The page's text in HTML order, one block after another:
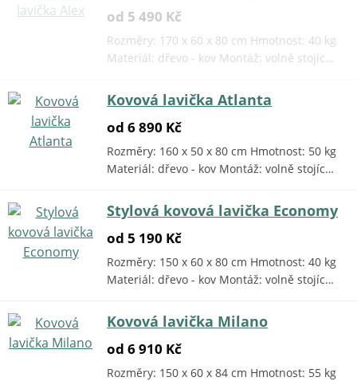
od 5 490 Kč
Rozměry: 170 x 60 x 80 cm Hmotnost: 40 kg
Materiál: dřevo - kov Montáž: volně stojíc…
Kovová lavička Atlanta
od 6 890 Kč
Rozměry: 160 x 50 x 80 cm Hmotnost: 50 kg
Materiál: dřevo - kov Montáž: volně stojíc…
Stylová kovová lavička Economy
od 5 190 Kč
Rozměry: 150 x 60 x 80 cm Hmotnost: 40 kg
Materiál: dřevo - kov Montáž: volně stojíc…
Kovová lavička Milano
od 6 910 Kč
Rozměry: 150 x 60 x 84 cm Hmotnost: 55 kg